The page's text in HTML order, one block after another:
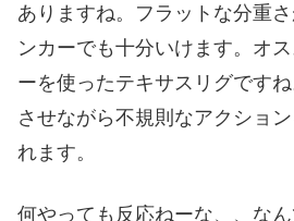
ありますね。フラットな分重
ンカーでも十分いけます。オ
ーを使ったテキサスリグです
させながら不規則なアクショ
れます。
何やっても反応ねーな、、な